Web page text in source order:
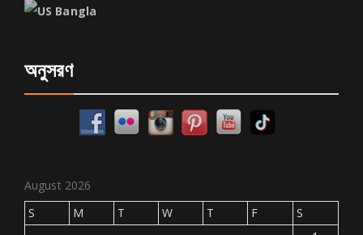
অনুসরণ
August 2026
S
M T W T F
S